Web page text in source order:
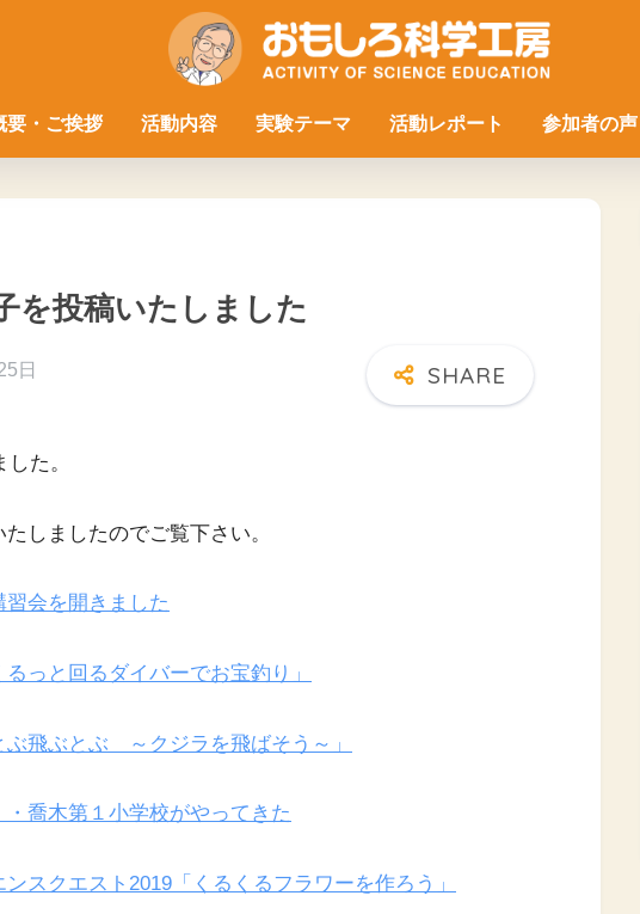
要・ご挨拶 活動内容 実験テーマ 活動レポート 参加者の声
を投稿いたしました
日
た。
しましたのでご覧下さい。
会を開きました
っと回るダイバーでお宝釣り」
ぶ飛ぶとぶ ～クジラを飛ばそう～」
・喬木第１小学校がやってきた
スクエスト2019「くるくるフラワーを作ろう」